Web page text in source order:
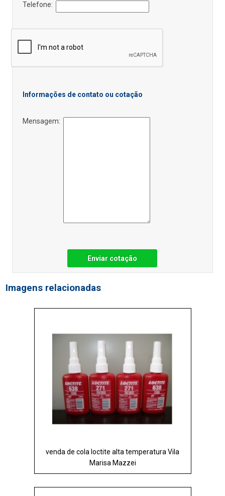
Telefone:
Informações de contato ou cotação
Mensagem:
Enviar cotação
Imagens relacionadas
venda de cola loctite alta temperatura Vila
Marisa Mazzei